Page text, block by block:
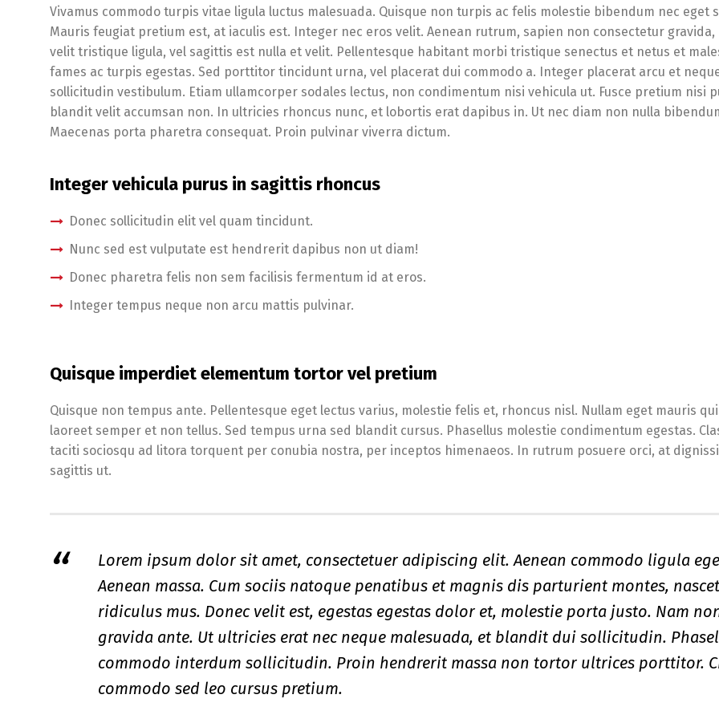
Vivamus commodo turpis vitae ligula luctus malesuada. Quisque non turpis ac felis molestie bibendum nec eget
Mauris feugiat pretium est, at iaculis est. Integer nec eros velit. Aenean rutrum, sapien non consectetur gravida,
velit tristique ligula, vel sagittis est nulla et velit. Pellentesque habitant morbi tristique senectus et netus et
fames ac turpis egestas. Sed porttitor tincidunt urna, vel placerat dui commodo a. Integer placerat arcu et
sollicitudin vestibulum. Etiam ullamcorper sodales lectus, non condimentum nisi vehicula ut. Fusce pretium nisi
blandit velit accumsan non. In ultricies rhoncus nunc, et lobortis erat dapibus in. Ut nec diam non nulla
Maecenas porta pharetra consequat. Proin pulvinar viverra dictum.
Integer vehicula purus in sagittis rhoncus
Donec sollicitudin elit vel quam tincidunt.
Nunc sed est vulputate est hendrerit dapibus non ut diam!
Donec pharetra felis non sem facilisis fermentum id at eros.
Integer tempus neque non arcu mattis pulvinar.
Quisque imperdiet elementum tortor vel pretium
Quisque non tempus ante. Pellentesque eget lectus varius, molestie felis et, rhoncus nisl. Nullam eget mauris
laoreet semper et non tellus. Sed tempus urna sed blandit cursus. Phasellus molestie condimentum egestas.
taciti sociosqu ad litora torquent per conubia nostra, per inceptos himenaeos. In rutrum posuere orci, at
sagittis ut.
Lorem ipsum dolor sit amet, consectetuer adipiscing elit. Aenean commodo ligula
Aenean massa. Cum sociis natoque penatibus et magnis dis parturient montes,
ridiculus mus. Donec velit est, egestas egestas dolor et, molestie porta justo. Nam
gravida ante. Ut ultricies erat nec neque malesuada, et blandit dui sollicitudin.
commodo interdum sollicitudin. Proin hendrerit massa non tortor ultrices porttitor.
commodo sed leo cursus pretium.